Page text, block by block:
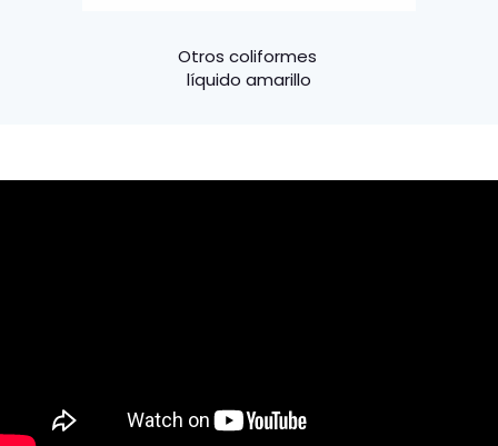
Otros coliformes
líquido amarillo